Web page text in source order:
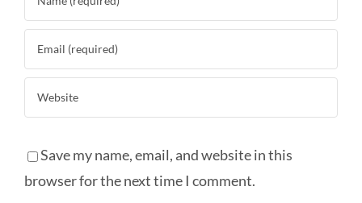
Save my name, email, and website in this
browser for the next time I comment.